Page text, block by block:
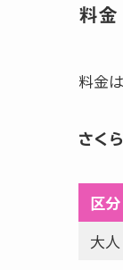
料金
料金
さく
区分
大人